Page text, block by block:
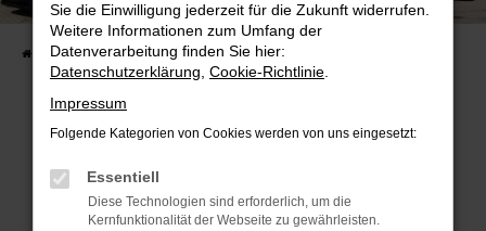
VW, VW Nutzfahrzeuge, Audi & Skoda
Startseite Fahrzeuge Fahrzeugsuche
Beim Laden ist ein Fehler aufgetreten.
Hier sind ein paar Tipps, die dir helfen können:
Sie die Einwilligung jederzeit für die Zukunft widerrufen.
Weitere Informationen zum Umfang der
Datenverarbeitung finden Sie hier:
Datenschutzerklärung Cookie-Richtlinie
Impressum
Folgende Kategorien von Cookies werden von uns eingesetzt:
Essentiell
Diese Technologien sind erforderlich, um die
Kernfunktionalität der Webseite zu gewährleisten.